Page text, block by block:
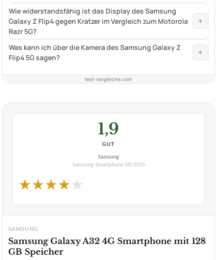
Wie widerstandsfähig ist das Display des Samsung
Galaxy Z Flip4 gegen Kratzer im Vergleich zum Motorola
Razr 5G?
+
Was kann ich über die Kamera des Samsung Galaxy Z
Flip4 5G sagen?
+
test-vergleiche.com
1,9
GUT
Samsung
Samsung-Smartphone 08/2026
★★★★★
SAMSUNG
Samsung Galaxy A32 4G Smartphone mit 128
GB Speicher